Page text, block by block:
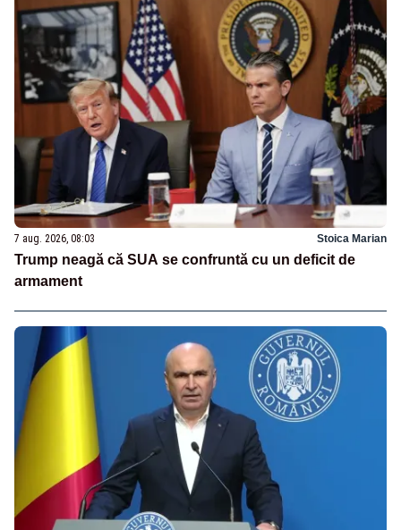
7 aug. 2026, 08:03 Stoica Marian
Trump neagă că SUA se confruntă cu un deficit de
armament